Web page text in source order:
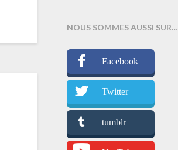
NOUS SOMMES AUSSI SUR…
Facebook
Twitter
tumblr